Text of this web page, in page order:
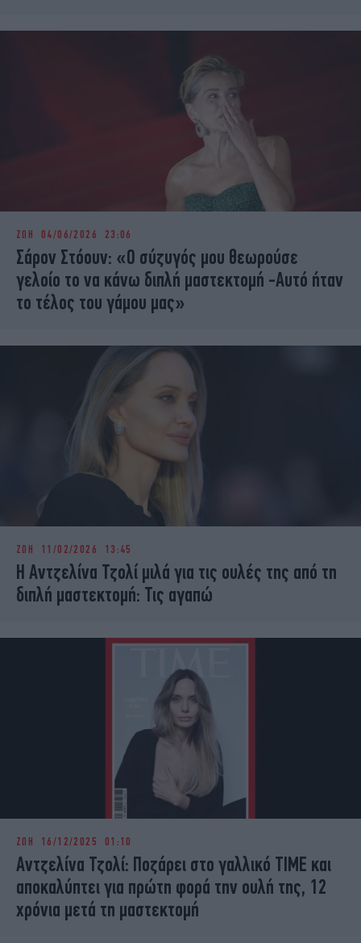
ΖΩΗ 04/06/2026 23:06
Σάρον Στόουν: «Ο σύζυγός μου θεωρούσε
γελοίο το να κάνω διπλή μαστεκτομή -Αυτό ήταν
το τέλος του γάμου μας»
ΖΩΗ 11/02/2026 13:45
H Αντζελίνα Τζολί μιλά για τις ουλές της από τη
διπλή μαστεκτομή: Τις αγαπώ
ΖΩΗ 16/12/2025 01:10
Αντζελίνα Τζολί: Ποζάρει στο γαλλικό ΤΙΜΕ και
αποκαλύπτει για πρώτη φορά την ουλή της, 12
χρόνια μετά τη μαστεκτομή